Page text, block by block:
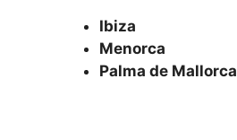
Ibiza
Menorca
Palma de Mallorca